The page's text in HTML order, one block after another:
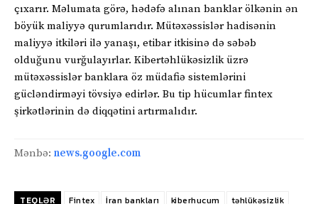
çıxarır. Məlumata görə, hədəfə alınan banklar ölkənin ən
böyük maliyyə qurumlarıdır. Mütəxəssislər hadisənin
maliyyə itkiləri ilə yanaşı, etibar itkisinə də səbəb
olduğunu vurğulayırlar. Kibertəhlükəsizlik üzrə
mütəxəssislər banklara öz müdafiə sistemlərini
gücləndirməyi tövsiyə edirlər. Bu tip hücumlar fintex
şirkətlərinin də diqqətini artırmalıdır.
Mənbə: news.google.com
TEQLƏR Fintex İran bankları kiberhucum təhlükəsizlik